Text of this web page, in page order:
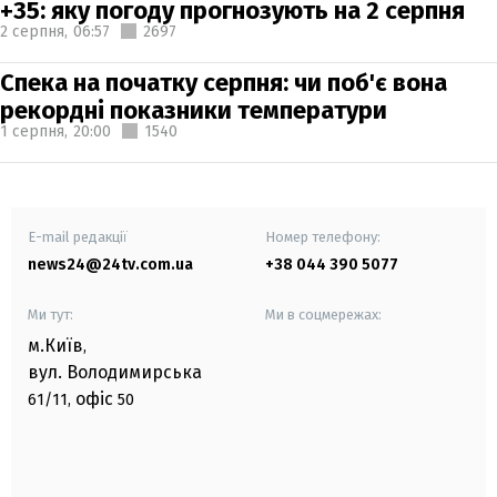
+35: яку погоду прогнозують на 2 серпня
2 серпня, 06:57 2697
Спека на початку серпня: чи поб'є вона
рекордні показники температури
1 серпня, 20:00 1540
E-mail редакції
news24@24tv.com.ua
Номер телефону:
+38 044 390 5077
Ми тут:
м.Київ,
вул. Володимирська
61/11, офіс 50
Ми в соцмережах: